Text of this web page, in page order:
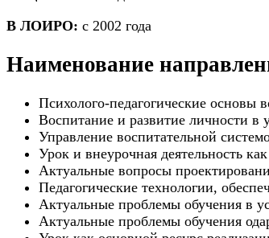
В ЛОИРО: с 2002 года
Наименование
Психолого-педагогические основы
Воспитание и развитие личности
Управление воспитательной
Урок и внеурочная деятельность
Актуальные вопросы
Педагогические технологии,
Актуальные проблемы обучения в
Актуальные проблемы обучения